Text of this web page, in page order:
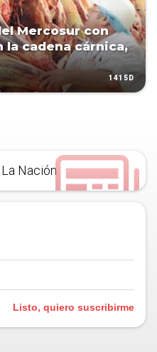
Mercosur con
la cadena cárnica,
1415D
Nación
Listo, quiero suscribirme